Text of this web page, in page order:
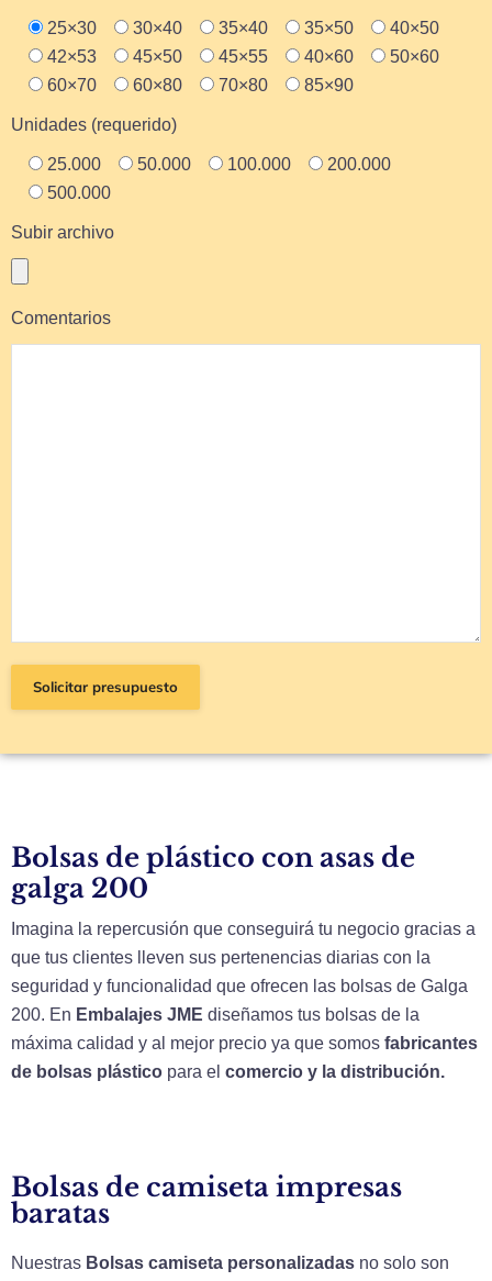
25×30 30×40 35×40 35×50
40×50
42×53
45×50 45×55 40×60
50×60
60×70
60×80 70×80 85×90
Unidades (requerido)
25.000 50.000 100.000
200.000
500.000
Subir archivo
Comentarios
Bolsas de plástico con asas de
galga 200
Imagina la repercusión que conseguirá tu negocio gracias a
que tus clientes lleven sus pertenencias diarias con la
seguridad y funcionalidad que ofrecen las bolsas de Galga
200. En Embalajes JME diseñamos tus bolsas de la
máxima calidad y al mejor precio ya que somos fabricantes
de bolsas plástico para el comercio y la distribución.
Bolsas de camiseta impresas
baratas
Nuestras Bolsas camiseta personalizadas no solo son